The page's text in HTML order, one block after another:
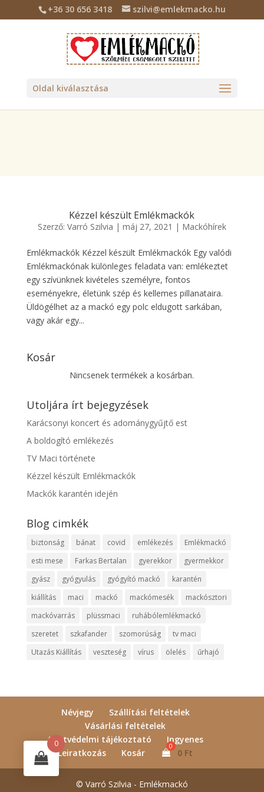
Deprecated: Required parameter $location follows optional
parameter $tax_class in/home/emlekmac/public_html/wp-
content/plugins/billingo/includes/class-billingo.php
+36 30 656 3418 szilvi@emlekmacko.hu
Oldal kiválasztása
Kézzel készült Emlékmackók
Szerző: Varró Szilvia | máj 27, 2021 | Mackóhírek
Emlékmackók Kézzel készült Emlékmackók Egy valódi
Emlékmackónak különleges feladata van: emlékeztet
egy szívünknek kivételes személyre, fontos
eseményekre, életünk szép és kellemes pillanataira.
Üldögélhet az a mackó egy polc eldugott sarkában,
vagy akár egy...
Kosár
Nincsenek termékek a kosárban.
Utoljára írt bejegyzések
Karácsonyi koncert és adománygyűjtő est
A boldogító emlékezés
TV Maci története
Kézzel készült Emlékmackók
Mackók karantén idején
Blog cimkék
biztonság bánat covid emlékezés
Emlékmackó
esti mese
Farkas Bertalan gyerekkor
gyermekkor
gyász
gyógyulás gyógyító mackó
karantén
kiállítás
maci mackó mackómesék
mackósztori
mackóvarrás
plüssmaci
ruhábólemlékmackó
szeretet
szkafander szomorúság
tv maci
Utazás Kiállítás
veszteség vírus ölelés űrhajó
Névjegy
Szállítási feltételek
Vásárlási feltételek
Adatvédelmi tájékoztató
Ingyenes
Leiratkozás
Kosár 0 Ft
© Varró Szilvia - Emlékmackó
0